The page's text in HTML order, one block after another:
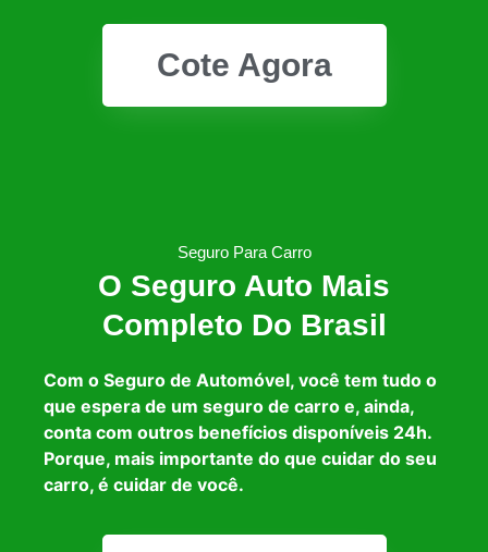
Cote Agora
Seguro Para Carro
O Seguro Auto Mais
Completo Do Brasil
Com o Seguro de Automóvel, você tem tudo o
que espera de um seguro de carro e, ainda,
conta com outros benefícios disponíveis 24h.
Porque, mais importante do que cuidar do seu
carro, é cuidar de você.